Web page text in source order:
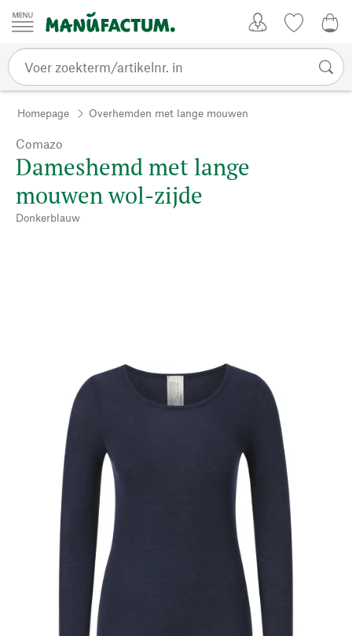
Passer au contenu
Homepage Overhemden met lange mouwen
Comazo
Dameshemd met lange
mouwen wol-zijde
Donkerblauw